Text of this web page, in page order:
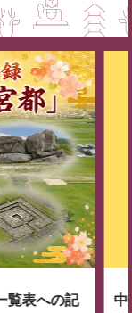
覧表への記
中